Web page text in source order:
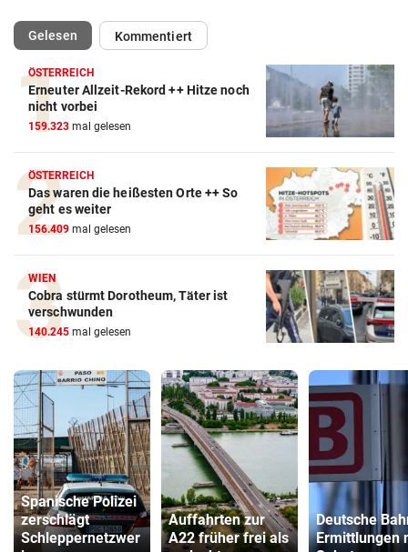
Gelesen(ausgewählt)Kommentiert
ÖSTERREICH
Erneuter Allzeit-Rekord ++ Hitze noch
nicht vorbei
159.323 mal gelesen
ÖSTERREICH
Das waren die heißesten Orte ++ So
geht es weiter
156.409 mal gelesen
WIEN
Cobra stürmt Dorotheum, Täter ist
verschwunden
140.245 mal gelesen
Spanische Polizei
zerschlägt
Schleppernetzwer
Auffahrten zur
A22 früher frei als
Deutsche
Ermittlungen